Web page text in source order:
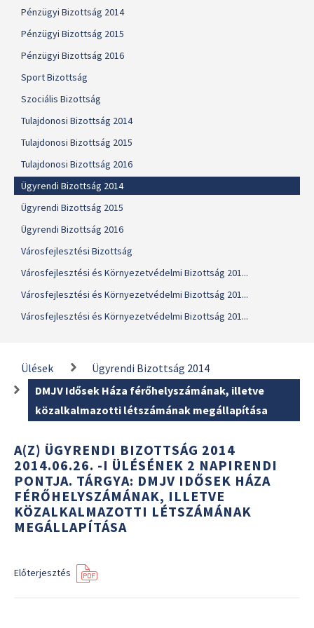
Pénzügyi Bizottság 2014
Pénzügyi Bizottság 2015
Pénzügyi Bizottság 2016
Sport Bizottság
Szociális Bizottság
Tulajdonosi Bizottság 2014
Tulajdonosi Bizottság 2015
Tulajdonosi Bizottság 2016
Ügyrendi Bizottság 2014
Ügyrendi Bizottság 2015
Ügyrendi Bizottság 2016
Városfejlesztési Bizottság
Városfejlesztési és Környezetvédelmi Bizottság 201...
Városfejlesztési és Környezetvédelmi Bizottság 201...
Városfejlesztési és Környezetvédelmi Bizottság 201...
Ülések
Ügyrendi Bizottság 2014
DMJV Idősek Háza férőhelyszámának, illetve
közalkalmazotti létszámának megállapítása
A(Z) ÜGYRENDI BIZOTTSÁG 2014
2014.06.26. -I ÜLÉSÉNEK 2 NAPIRENDI
PONTJA. TÁRGYA: DMJV IDŐSEK HÁZA
FÉRŐHELYSZÁMÁNAK, ILLETVE
KÖZALKALMAZOTTI LÉTSZÁMÁNAK
MEGÁLLAPÍTÁSA
Előterjesztés